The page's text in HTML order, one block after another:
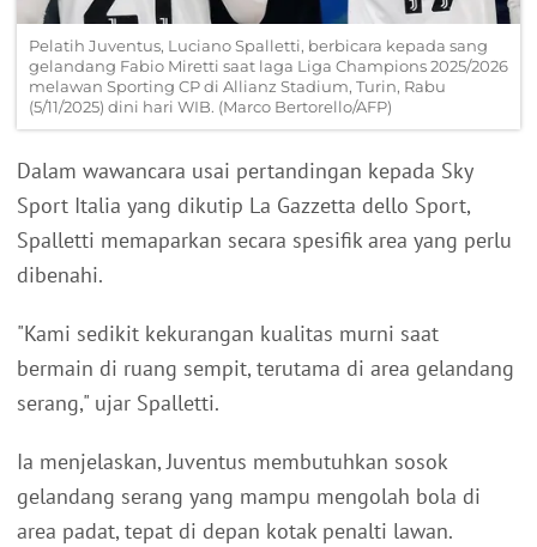
Pelatih Juventus, Luciano Spalletti, berbicara kepada sang
gelandang Fabio Miretti saat laga Liga Champions 2025/2026
melawan Sporting CP di Allianz Stadium, Turin, Rabu
(5/11/2025) dini hari WIB. (Marco Bertorello/AFP)
Dalam wawancara usai pertandingan kepada Sky
Sport Italia yang dikutip La Gazzetta dello Sport,
Spalletti memaparkan secara spesifik area yang perlu
dibenahi.
"Kami sedikit kekurangan kualitas murni saat
bermain di ruang sempit, terutama di area gelandang
serang," ujar Spalletti.
Ia menjelaskan, Juventus membutuhkan sosok
gelandang serang yang mampu mengolah bola di
area padat, tepat di depan kotak penalti lawan.